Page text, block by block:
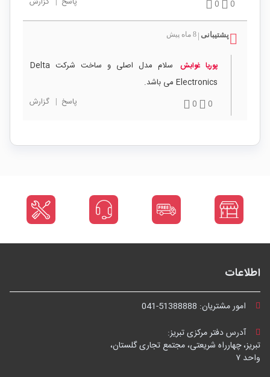
0
0
پشتیبانی 8 ماه پیش
پوریا غوابش
سلام مدل اصلی و ساخت شرکت Delta
Electronics می باشد.
0
0 پاسخ | گزارش
اطلاعات
امور مشتریان: 041-51388888
آدرس دفتر مرکزی تبریز:
تبریز، چهارراه شریعتی، مجتمع تجاری گلستان،
واحد ۷